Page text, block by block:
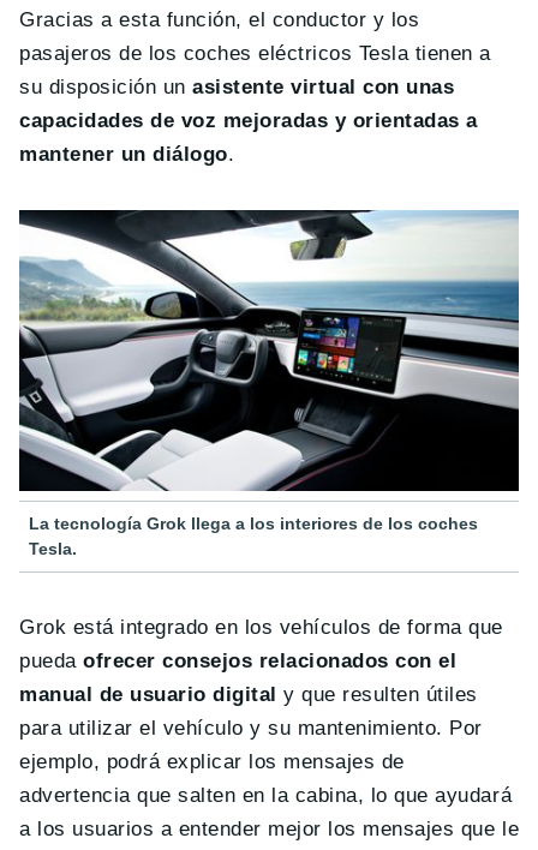
Gracias a esta función, el conductor y los
pasajeros de los coches eléctricos Tesla tienen a
su disposición unasistente virtual con unas
capacidades de voz mejoradas y orientadas a
mantener un diálogo.
La tecnología Grok llega a los interiores de los coches
Tesla.
Grok está integrado en los vehículos de forma que
puedaofrecer consejos relacionados con el
manual de usuario digital y que resulten útiles
para utilizar el vehículo y su mantenimiento. Por
ejemplo, podrá explicar los mensajes de
advertencia que salten en la cabina, lo que ayudará
a los usuarios a entender mejor los mensajes que le